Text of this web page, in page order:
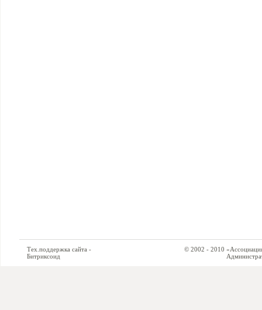
Тех.поддержка сайта -
Битриксоид
© 2002 - 2010 «Ассоциация